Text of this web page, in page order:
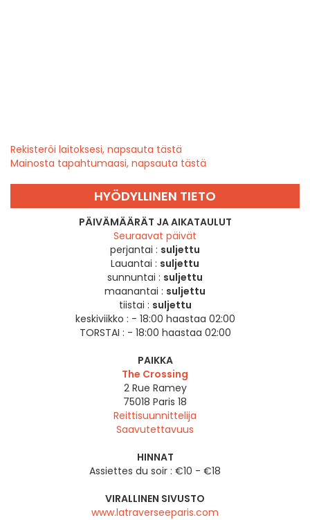
Rekisteröi laitoksesi, napsauta tästä
Mainosta tapahtumaasi, napsauta tästä
HYÖDYLLINEN TIETO
PÄIVÄMÄÄRÄT JA AIKATAULUT
Seuraavat päivät
perjantai : suljettu
Lauantai : suljettu
sunnuntai : suljettu
maanantai : suljettu
tiistai : suljettu
keskiviikko : - 18:00 haastaa 02:00
TORSTAI : - 18:00 haastaa 02:00
PAIKKA
The Crossing
2 Rue Ramey
75018 Paris 18
Reittisuunnittelija
Saavutettavuus
HINNAT
Assiettes du soir : €10 - €18
VIRALLINEN SIVUSTO
www.latraverseeparis.com